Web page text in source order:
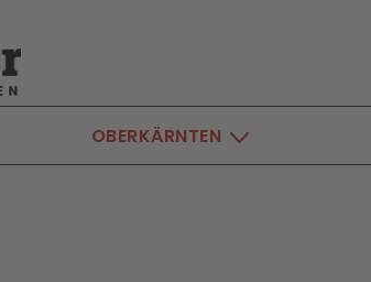
OBERKÄRNTEN